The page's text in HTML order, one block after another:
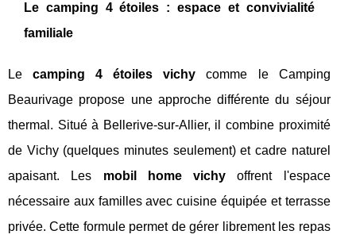
Le camping 4 étoiles : espace et convivialité
familiale
Lecamping 4 étoiles vichy comme le Camping
Beaurivage propose une approche différente du séjour
thermal. Situé à Bellerive-sur-Allier, il combine proximité
de Vichy (quelques minutes seulement) et cadre naturel
apaisant. Les mobil home vichy offrent l'espace
nécessaire aux familles avec cuisine équipée et terrasse
privée. Cette formule permet de gérer librement les repas